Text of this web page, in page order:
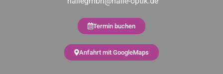
Termin buchen
Anfahrt mit GoogleMaps